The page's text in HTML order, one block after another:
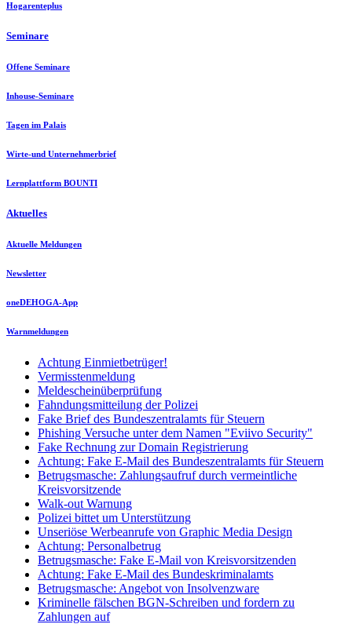
Hogarenteplus
Seminare
Offene Seminare
Inhouse-Seminare
Tagen im Palais
Wirte-und Unternehmerbrief
Lernplattform BOUNTI
Aktuelles
Aktuelle Meldungen
Newsletter
oneDEHOGA-App
Warnmeldungen
Achtung Einmietbetrüger!
Vermisstenmeldung
Meldescheinüberprüfung
Fahndungsmitteilung der Polizei
Fake Brief des Bundeszentralamts für Steuern
Phishing Versuche unter dem Namen "Eviivo Security"
Fake Rechnung zur Domain Registrierung
Achtung: Fake E-Mail des Bundeszentralamts für Steuern
Betrugsmasche: Zahlungsaufruf durch vermeintliche
Kreisvorsitzende
Walk-out Warnung
Polizei bittet um Unterstützung
Unseriöse Werbeanrufe von Graphic Media Design
Achtung: Personalbetrug
Betrugsmasche: Fake E-Mail von Kreisvorsitzenden
Achtung: Fake E-Mail des Bundeskriminalamts
Betrugsmasche: Angebot von Insolvenzware
Kriminelle fälschen BGN-Schreiben und fordern zu
Zahlungen auf